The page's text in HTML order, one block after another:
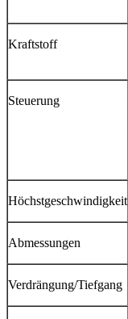
Kraftstoff
Steuerung
Höchstgeschwindigkeit
Abmessungen
Verdrängung/Tiefgang